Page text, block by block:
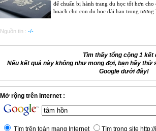
để chuẩn bị hành trang du học tốt hơn
hoạch cho con du học dài hạn trong tương
Nguồn tin : -/-
Tìm thấy tổng cộng 1 kết
Nếu kết quả này không như mong đợi, bạn hãy
Google dưới đây!
Mở rộng trên Internet :
Tìm trên toàn mạng Internet Tìm trong site